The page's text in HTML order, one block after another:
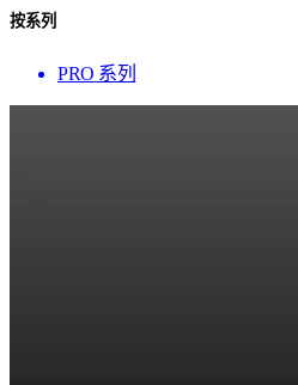
按系列
PRO 系列